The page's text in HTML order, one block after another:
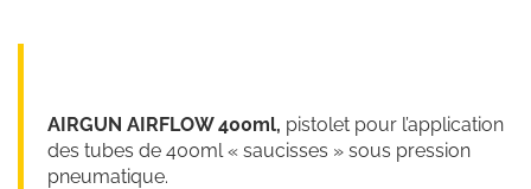
AIRGUN AIRFLOW 400ml, pistolet pour l’application
des tubes de 400ml « saucisses » sous pression
pneumatique.